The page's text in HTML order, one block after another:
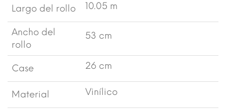
Largo del rollo 10.05 m
Ancho del
rollo
53 cm
Case 26 cm
Material Vinílico